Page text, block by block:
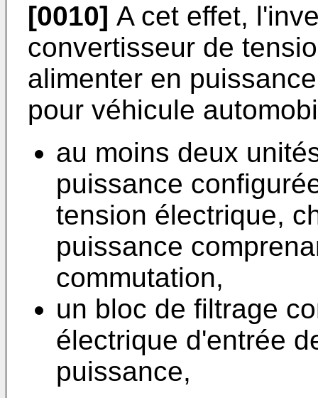
[0010] A cet effet,
convertisseur de
alimenter en
pour véhicule
au moins deux
puissance
tension électrique,
puissance
commutation,
un bloc de filtrage
électrique d'entrée
puissance,